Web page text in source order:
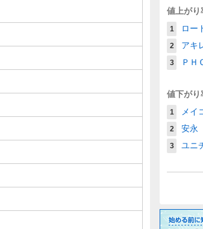
値上がり
1 ロー
2
アキ
3
ＰＨ
値下がり
1 メイ
2
安永
3
ユニ